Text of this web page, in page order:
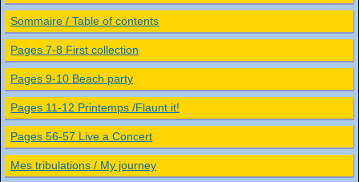
Sommaire / Table of contents
Pages 7-8 First collection
Pages 9-10 Beach party
Pages 11-12 Printemps /Flaunt it!
Pages 56-57 Live a Concert
Mes tribulations / My journey